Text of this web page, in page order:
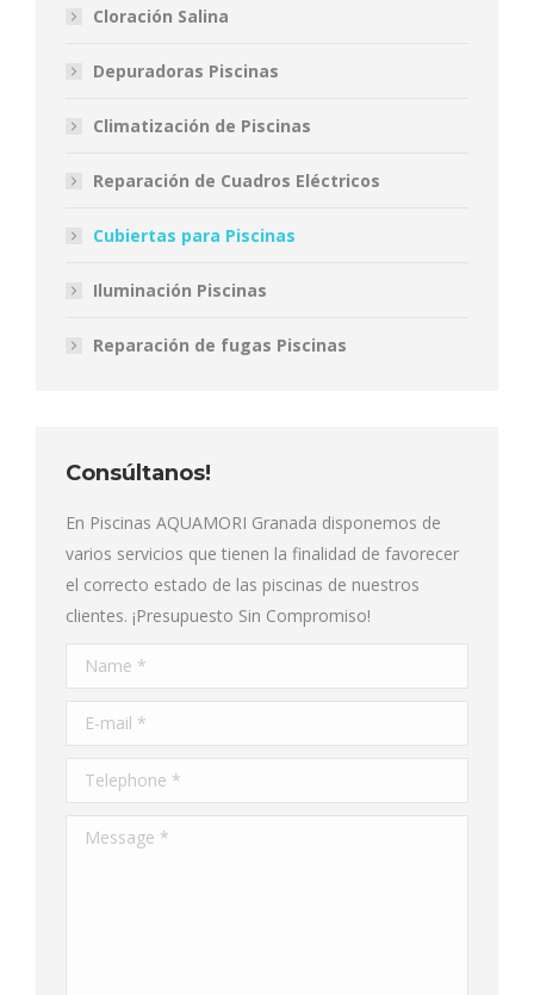
Cloración Salina
Depuradoras Piscinas
Climatización de Piscinas
Reparación de Cuadros Eléctricos
Cubiertas para Piscinas
Iluminación Piscinas
Reparación de fugas Piscinas
Consúltanos!
En Piscinas AQUAMORI Granada disponemos de
varios servicios que tienen la finalidad de favorecer
el correcto estado de las piscinas de nuestros
clientes. ¡Presupuesto Sin Compromiso!
Name *
E-mail *
Telephone *
Message *